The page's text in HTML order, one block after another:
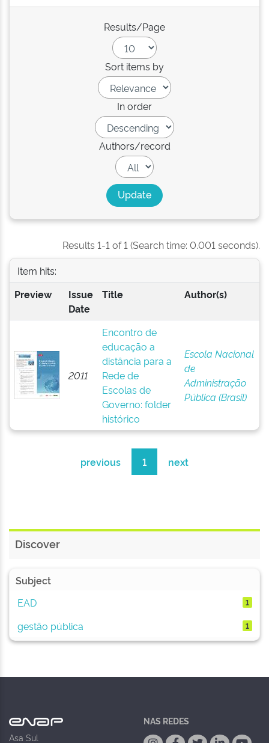
Results/Page
Sort items by
In order
Authors/record
Results 1-1 of 1 (Search time: 0.001 seconds).
Item hits:
Preview
Issue
Date
Title Author(s)
2011
Encontro de
educação a
distância para a
Rede de
Escolas de
Governo: folder
histórico
Escola Nacional
de
Administração
Pública (Brasil)
previous 1 next
Discover
Subject
EAD
1
gestão pública 1
Asa Sul
NAS REDES